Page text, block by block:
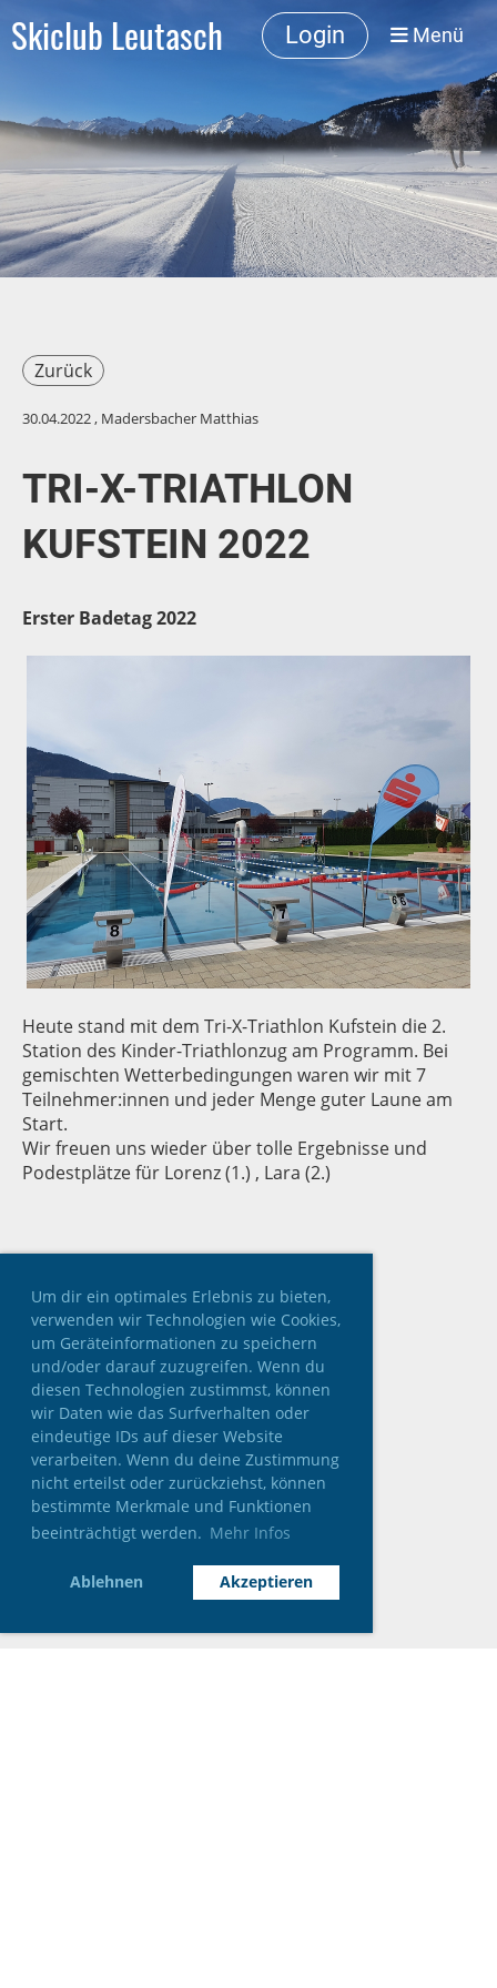
Um dir ein optimales Erlebnis zu bieten,
verwenden wir Technologien wie Cookies,
um Geräteinformationen zu speichern
und/oder darauf zuzugreifen. Wenn du
diesen Technologien zustimmst, können
wir Daten wie das Surfverhalten oder
eindeutige IDs auf dieser Website
verarbeiten. Wenn du deine Zustimmung
nicht erteilst oder zurückziehst, können
bestimmte Merkmale und Funktionen
beeinträchtigt werden. Mehr Infos
Ablehnen Akzeptieren
Skiclub Leutasch Login Menü
Zurück
30.04.2022, Madersbacher Matthias
TRI-X-TRIATHLON
KUFSTEIN 2022
Erster Badetag 2022
Heute stand mit dem Tri-X-Triathlon Kufstein die 2.
Station des Kinder-Triathlonzug am Programm. Bei
gemischten Wetterbedingungen waren wir mit 7
Teilnehmer:innen und jeder Menge guter Laune am
Start.
Wir freuen uns wieder über tolle Ergebnisse und
Podestplätze für Lorenz (1.) , Lara (2.)